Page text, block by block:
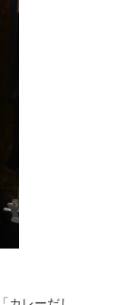
ア掲載